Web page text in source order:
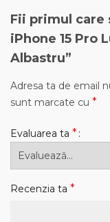
Fii primul care
iPhone 15 Pro
Albastru”
Adresa ta de email
sunt marcate cu *
Evaluarea ta *
Recenzia ta *